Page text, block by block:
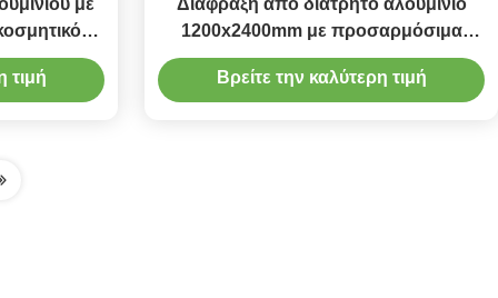
με
τιμή
Διάφραξη από διάτρητο αλουμίνιο
1200x2400mm με προσαρμόσιμα
μοτίβα για πρόσοψη και επένδυση
Βρείτε την καλύτερη τιμή